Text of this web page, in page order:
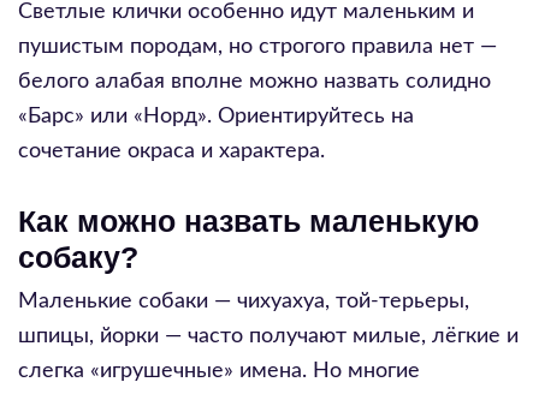
Светлые клички особенно идут маленьким и
пушистым породам, но строгого правила нет —
белого алабая вполне можно назвать солидно
«Барс» или «Норд». Ориентируйтесь на
сочетание окраса и характера.
Как можно назвать маленькую
собаку?
Маленькие собаки — чихуахуа, той-терьеры,
шпицы, йорки — часто получают милые, лёгкие и
слегка «игрушечные» имена. Но многие